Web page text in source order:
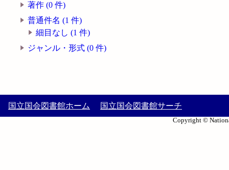
著作 (0 件)
普通件名 (1 件)
細目なし (1 件)
ジャンル・形式 (0 件)
国立国会図書館ホーム 国立国会図書館サーチ
Copyright ©